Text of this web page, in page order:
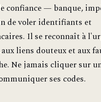
confiance — banque,
de voler identifiants et
Il se reconnaît à
liens douteux et aux
Ne jamais cliquer sur
ses codes.